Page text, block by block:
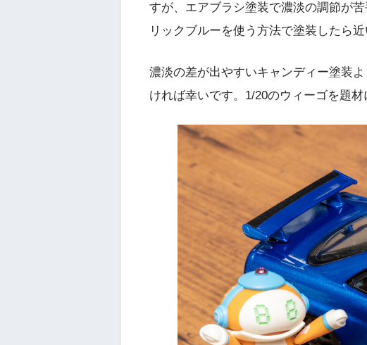
すが、エアブラシ塗装で濃淡の調節が
リックブルーを使う方法で塗装したら近
濃淡の差が出やすいキャンディー塗装
ければ幸いです。1/20のウィーゴを題材